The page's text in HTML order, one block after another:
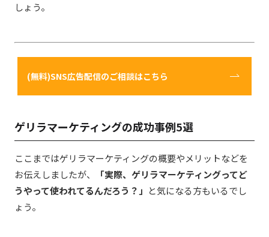
しょう。
(無料)SNS広告配信のご相談はこちら
ゲリラマーケティングの成功事例5選
ここまではゲリラマーケティングの概要やメリットなどを
お伝えしましたが、
「実際、ゲリラマーケティングってど
うやって使われてるんだろう？」 と気になる方もいるでし
ょう。